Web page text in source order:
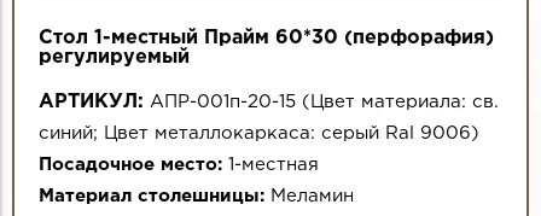
Стол 1-местный Прайм 60*30 (перфорафия)
регулируемый
АРТИКУЛ: АПР-001п-20-15 ( Цвет материала: св.
синий; Цвет металлокаркаса: серый Ral 9006)
Посадочное место: 1-местная
Материал столешницы: Меламин